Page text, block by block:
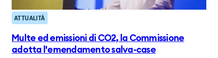
ATTUALITÀ
Multe ed emissioni di CO2, la Commissione
adotta l'emendamento salva-case